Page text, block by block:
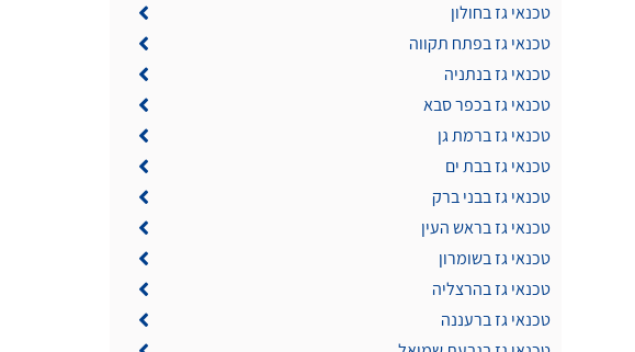
טכנאי גז בחולון
טכנאי גז בפתח תקווה
טכנאי גז בנתניה
טכנאי גז בכפר סבא
טכנאי גז ברמת גן
טכנאי גז בבת ים
טכנאי גז בבני ברק
טכנאי גז בראש העין
טכנאי גז בשומרון
טכנאי גז בהרצליה
טכנאי גז ברעננה